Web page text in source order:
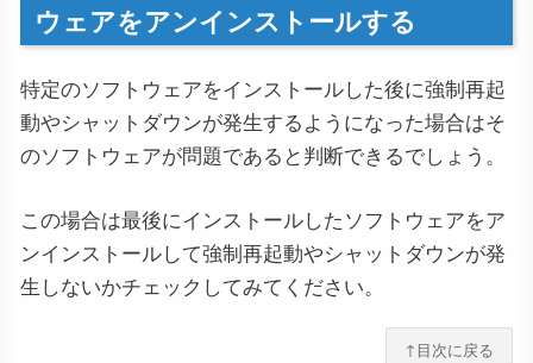
ウェアをアンインストールする
特定のソフトウェアをインストールした後に強制再起
動やシャットダウンが発生するようになった場合はそ
のソフトウェアが問題であると判断できるでしょう。
この場合は最後にインストールしたソフトウェアをア
ンインストールして強制再起動やシャットダウンが発
生しないかチェックしてみてください。
↑目次に戻る